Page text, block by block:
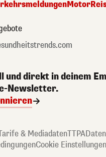
Motor
und direkt in deinem
Newsletter.
& MediadatenTTPA
Cookie Einstellungen